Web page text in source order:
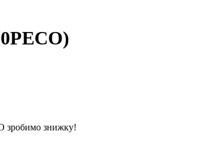
зробимо знижку!